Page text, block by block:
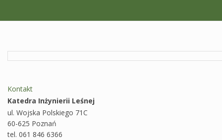
Kontakt
Katedra Inżynierii Leśnej
ul. Wojska Polskiego 71C
60-625 Poznań
tel. 061 846 6366